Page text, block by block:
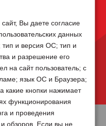
Вы даете согласие
данных
и версия ОС; тип и
и разрешение его
на сайт пользователь; с
язык ОС и Браузера;
какие кнопки нажимает
функционирования
и проведения
и обзоров. Если вы не